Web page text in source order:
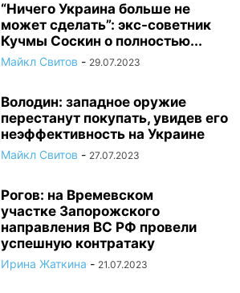
“Ничего Украина больше не
может сделать”: экс-советник
Кучмы Соскин о полностью...
Майкл Свитов - 29.07.2023
Володин: западное оружие
перестанут покупать, увидев его
неэффективность на Украине
Майкл Свитов - 27.07.2023
Рогов: на Времевском
участке Запорожского
направления ВС РФ провели
успешную контратаку
Ирина Жаткина - 21.07.2023